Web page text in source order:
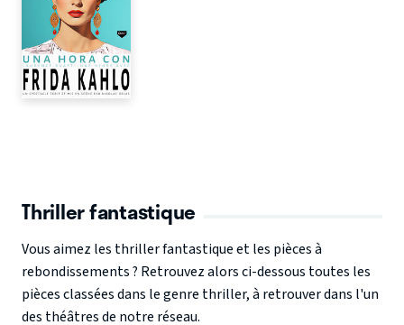
Thriller fantastique
Vous aimez les thriller fantastique et les pièces à
rebondissements ? Retrouvez alors ci-dessous toutes les
pièces classées dans le genre thriller, à retrouver dans l'un
des théâtres de notre réseau.